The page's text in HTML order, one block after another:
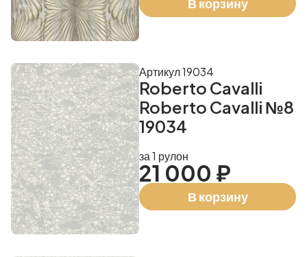
В корзину
Roberto Cavalli
Roberto Cavalli №8
19034
Артикул 19034
за 1 рулон
21 000 ₽
В корзину